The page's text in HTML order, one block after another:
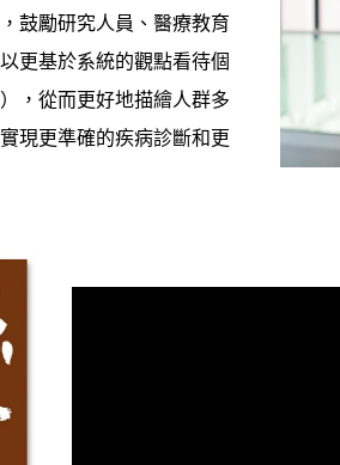
鼓勵研究人員、醫療教育
更基於系統的觀點看待個
，從而更好地描繪人群多
現更準確的疾病診斷和更